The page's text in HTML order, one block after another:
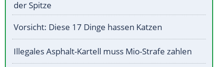
der Spitze
Vorsicht: Diese 17 Dinge hassen Katzen
Illegales Asphalt-Kartell muss Mio-Strafe zahlen